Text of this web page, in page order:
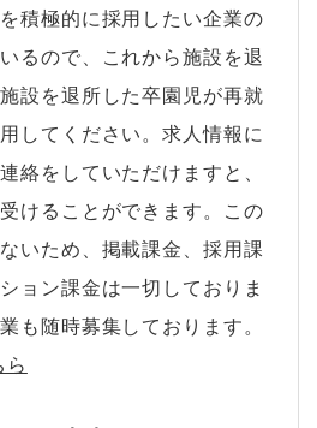
積極的に採用したい企業の
るので、これから施設を退
設を退所した卒園児が再就
してください。求人情報に
絡をしていただけますと、
けることができます。この
いため、掲載課金、採用課
ョン課金は一切しておりま
も随時募集しております。